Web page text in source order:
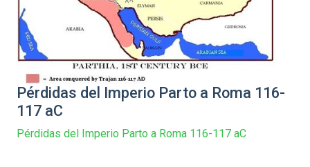
Pérdidas del Imperio Parto a Roma 116-
117 aC
Pérdidas del Imperio Parto a Roma 116-117 aC